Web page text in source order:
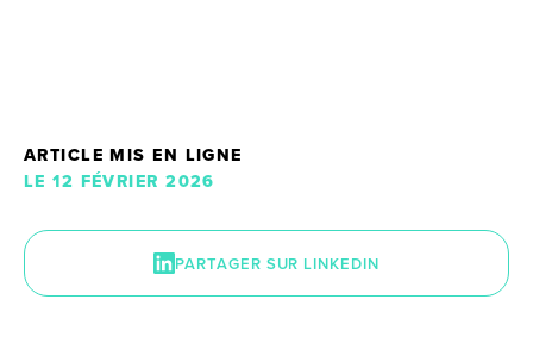
ARTICLE MIS EN LIGNE
LE 12 FÉVRIER 2026
PARTAGER SUR LINKEDIN